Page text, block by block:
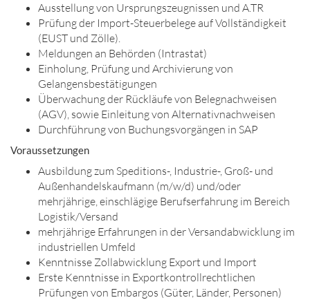
Ausstellung von Ursprungszeugnissen und A.TR
Prüfung der Import-Steuerbelege auf Vollständigkeit
(EUST und Zölle).
Meldungen an Behörden (Intrastat)
Einholung, Prüfung und Archivierung von
Gelangensbestätigungen
Überwachung der Rückläufe von Belegnachweisen
(AGV), sowie Einleitung von Alternativnachweisen
Durchführung von Buchungsvorgängen in SAP
Voraussetzungen
Ausbildung zum Speditions-, Industrie-, Groß- und
Außenhandelskaufmann (m/w/d) und/oder
mehrjährige, einschlägige Berufserfahrung im Bereich
Logistik/Versand
mehrjährige Erfahrungen in der Versandabwicklung im
industriellen Umfeld
Kenntnisse Zollabwicklung Export und Import
Erste Kenntnisse in Exportkontrollrechtlichen
Prüfungen von Embargos (Güter, Länder, Personen)